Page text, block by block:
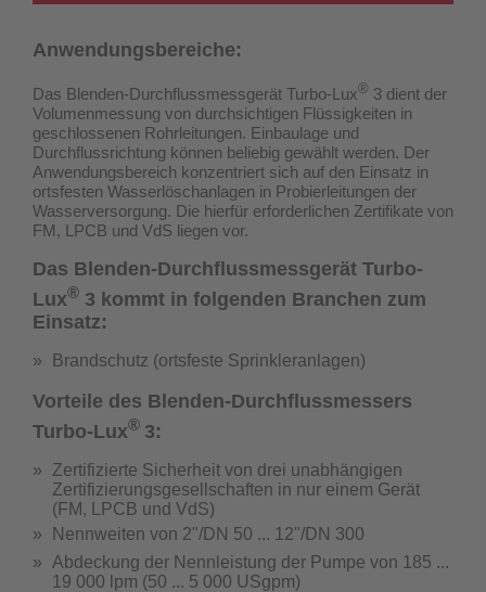
Anwendungsbereiche:
Das Blenden-Durchflussmessgerät Turbo-Lux® 3 dient der
Volumenmessung von durchsichtigen Flüssigkeiten in
geschlossenen Rohrleitungen. Einbaulage und
Durchflussrichtung können beliebig gewählt werden. Der
Anwendungsbereich konzentriert sich auf den Einsatz in
ortsfesten Wasserlöschanlagen in Probierleitungen der
Wasserversorgung. Die hierfür erforderlichen Zertifikate von
FM, LPCB und VdS liegen vor.
Das Blenden-Durchflussmessgerät Turbo-
Lux®3 kommt in folgenden Branchen zum
Einsatz:
Brandschutz (ortsfeste Sprinkleranlagen)
Vorteile des Blenden-Durchflussmessers
Turbo-Lux® 3:
Zertifizierte Sicherheit von drei unabhängigen
Zertifizierungsgesellschaften in nur einem Gerät
(FM, LPCB und VdS)
Nennweiten von 2"/DN 50 ... 12"/DN 300
Abdeckung der Nennleistung der Pumpe von 185 ...
19 000 lpm (50 ... 5 000 USgpm)